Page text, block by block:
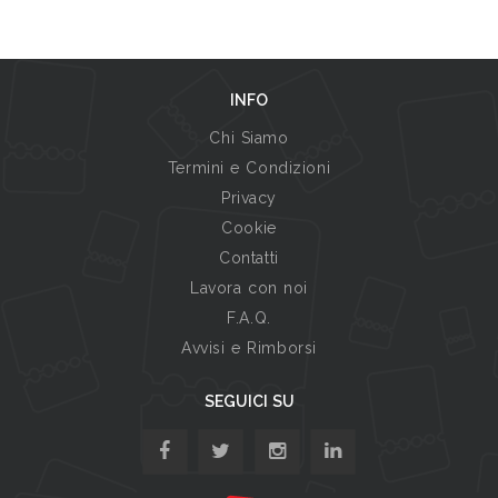
INFO
Chi Siamo
Termini e Condizioni
Privacy
Cookie
Contatti
Lavora con noi
F.A.Q.
Avvisi e Rimborsi
SEGUICI SU